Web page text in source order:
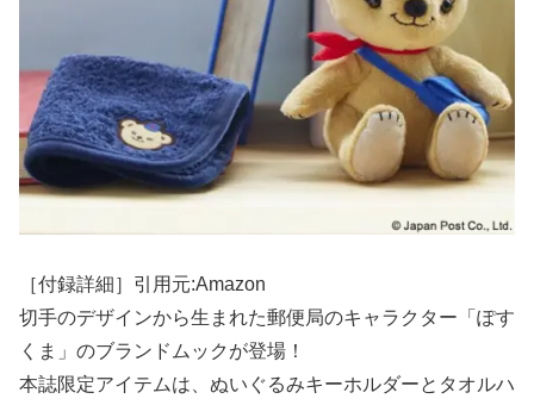
［付録詳細］引用元:Amazon
切手のデザインから生まれた郵便局のキャラクター「ぽす
くま」のブランドムックが登場！
本誌限定アイテムは、ぬいぐるみキーホルダーとタオルハ